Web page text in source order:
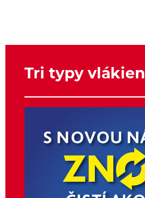
Tri typy vlákien